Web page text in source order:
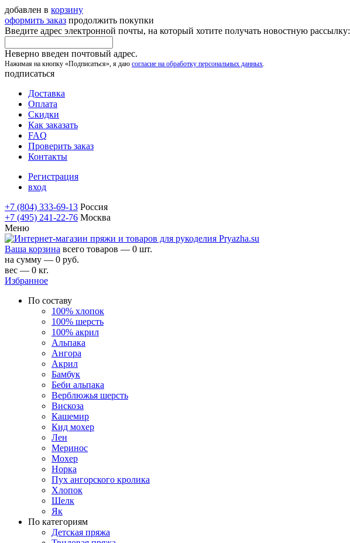
добавлен в корзину
оформить заказ продолжить покупки
Введите адрес электронной почты, на который хотите получать новостную рассылку:
Неверно введен почтовый адрес.
Нажимая на кнопку «Подписаться», я даю согласие на обработку персональных данных.
подписаться
Доставка
Оплата
Скидки
Как заказать
FAQ
Проверить заказ
Контакты
Регистрация
вход
+7 (804) 333-69-13 Россия
+7 (495) 241-22-76 Москва
Меню
Ваша корзина всего товаров — 0 шт.
на сумму — 0 руб.
вес — 0 кг.
Избранное
По составу
100% хлопок
100% шерсть
100% акрил
Альпака
Ангора
Акрил
Бамбук
Беби альпака
Верблюжья шерсть
Вискоза
Кашемир
Кид мохер
Лен
Меринос
Мохер
Норка
Пух ангорского кролика
Хлопок
Шелк
Як
По категориям
Детская пряжа